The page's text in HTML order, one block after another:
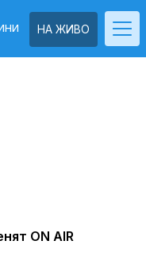
НА ЖИВО
ON AIR